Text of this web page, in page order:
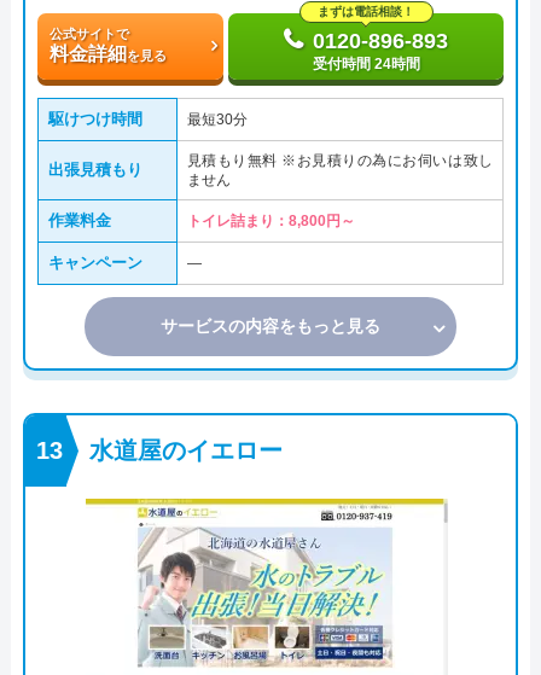
公式サイトで
料金詳細 を見る
まずは電話相談！
0120-896-893
受付時間 24時間
駆けつけ時間 最短30分
出張見積もり
見積もり無料 ※お見積りの為にお伺いは致し
ません
作業料金 トイレ詰まり：8,800円～
キャンペーン ―
サービスの内容をもっと見る
水道屋のイエロー